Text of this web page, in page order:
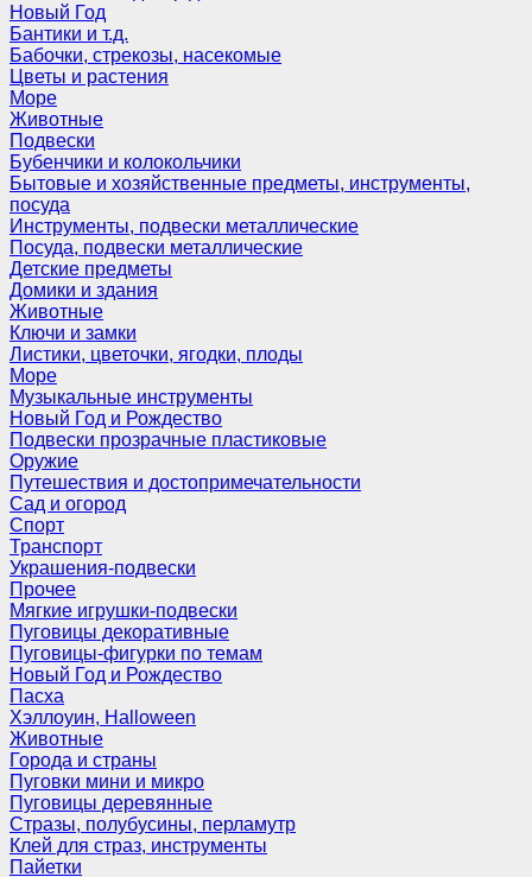
Новый Год
Бантики и т.д.
Бабочки, стрекозы, насекомые
Цветы и растения
Море
Животные
Подвески
Бубенчики и колокольчики
Бытовые и хозяйственные предметы, инструменты,
посуда
Инструменты, подвески металлические
Посуда, подвески металлические
Детские предметы
Домики и здания
Животные
Ключи и замки
Листики, цветочки, ягодки, плоды
Море
Музыкальные инструменты
Новый Год и Рождество
Подвески прозрачные пластиковые
Оружие
Путешествия и достопримечательности
Сад и огород
Спорт
Транспорт
Украшения-подвески
Прочее
Мягкие игрушки-подвески
Пуговицы декоративные
Пуговицы-фигурки по темам
Новый Год и Рождество
Пасха
Хэллоуин, Halloween
Животные
Города и страны
Пуговки мини и микро
Пуговицы деревянные
Стразы, полубусины, перламутр
Клей для страз, инструменты
Пайетки